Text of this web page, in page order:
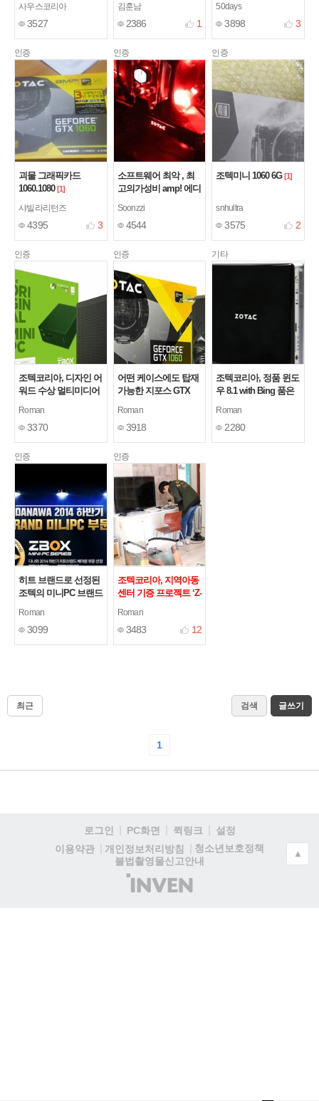
사우스코리아
3527
김훈남
2386 1
50days
3898 3
인증
괴물 그래픽카드
1060.1080 [1]
샤빌라리턴즈
4395 3
인증
소프트웨어 최악 , 최
고의가성비 amp! 에디
Soonzzi
4544
인증
조텍미니 1060 6G [1]
snhultra
3575 2
인증
조텍코리아, 디자인 어
워드 수상 멀티미디어
MI543 nano 출시
Roman
3370
인증
어떤 케이스에도 탑재
가능한 지포스 GTX
Roman
3918
기타
조텍코리아, 정품 윈도
우 8.1 with Bing 품은
Roman
2280
인증
히트 브랜드로 선정된
조텍의 미니PC 브랜드
Roman
3099
인증
조텍코리아, 지역아동
센터 기증 프로젝트 ‘Z-
Roman
3483 12
최근 검색 글쓰기
1
로그인 PC화면 퀵링크
설정
이용약관
개인정보처리방침
청소년보호정책
불법촬영물신고안내
(주)
인
▲